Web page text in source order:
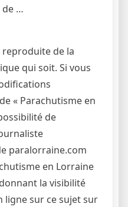
de …
de la
qui soit. Si vous
« Parachutisme en
de
paralorraine.com
en Lorraine
la visibilité
ligne sur ce sujet sur